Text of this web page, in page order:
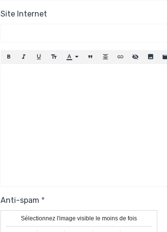
Site Internet
Anti-spam
Sélectionnez l'image visible le moins de fois